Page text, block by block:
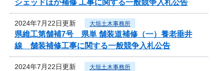
シェッドほか補修 工事に関する一般競争入札公告
2024年7月22日更新 大垣土木事務所
県維工第舗補7号 県単 舗装道補修（一）養老垂井
線 舗装補修工事に関する一般競争入札公告
2024年7月22日更新 大垣土木事務所